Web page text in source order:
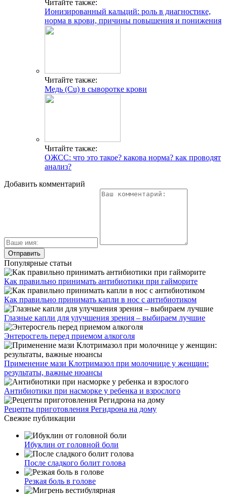
Читайте также:
Ионизированный кальций: роль в диагностике,
норма в крови, причины повышения и понижения
Читайте также:
Медь (Cu) в сыворотке крови
Читайте также:
ОЖСС: что это такое? какова норма? как проводят
анализ?
Добавить комментарий
Популярные статьи
Как правильно принимать антибиотики при гайморите
Как правильно принимать капли в нос с антибиотиком
Глазные капли для улучшения зрения – выбираем лучшие
Энтеросгель перед приемом алкоголя
Применение мази Клотримазол при молочнице у женщин:
результаты, важные нюансы
Антибиотики при насморке у ребенка и взрослого
Рецепты приготовления Регидрона на дому
Свежие публикации
Ибуклин от головной боли
После сладкого болит голова
Резкая боль в голове